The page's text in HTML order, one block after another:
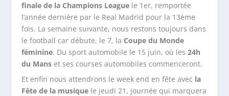
finale de la Champions League le 1er, remportée
l’année dernière par le Real Madrid pour la 13ème
fois. La semaine suivante, nous restons toujours dans
le football car débute, le 7, la Coupe du Monde
féminine. Du sport automobile le 15 juin, où les24h
du Mans et ses courses automobiles commenceront.
Et enfin nous attendrons le week end en fête avec la
Fête de la musique le jeudi 21, journée qui marquera